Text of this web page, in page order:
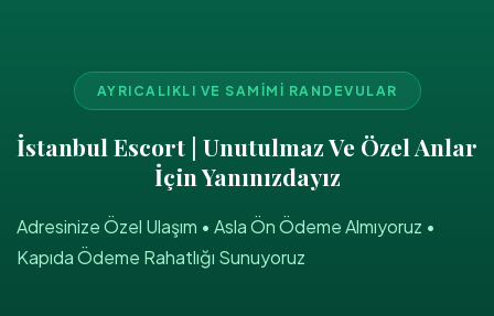
AYRICALIKLI VE SAMIMI RANDEVULAR
İstanbul Escort | Unutulmaz Ve Özel Anlar
İçin Yanınızdayız
Adresinize Özel Ulaşım • Asla Ön Ödeme Almıyoruz •
Kapıda Ödeme Rahatlığı Sunuyoruz